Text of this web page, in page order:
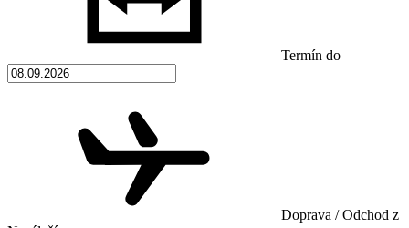
Termín do
Doprava / Odchod z